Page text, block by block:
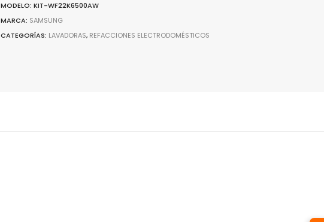
MODELO: KIT-WF22K6500AW
MARCA: SAMSUNG
CATEGORÍAS: LAVADORAS, REFACCIONES ELECTRODOMÉSTICOS